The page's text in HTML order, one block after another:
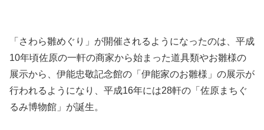
「さわら雛めぐり」が開催されるようになったのは、平成
10年頃佐原の一軒の商家から始まった道具類やお雛様の
展示から、伊能忠敬記念館の「伊能家のお雛様」の展示が
行われるようになり、平成16年には28軒の「佐原まちぐ
るみ博物館」が誕生。